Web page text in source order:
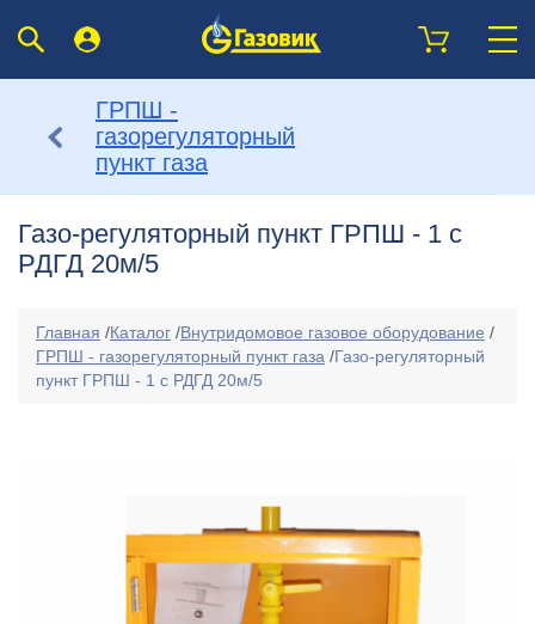
ГРПШ -
газорегуляторный
пункт газа
Газо-регуляторный пункт ГРПШ - 1 с
РДГД 20м/5
Главная /Каталог /Внутридомовое газовое оборудование /
ГРПШ - газорегуляторный пункт газа /Газо-регуляторный
пункт ГРПШ - 1 с РДГД 20м/5